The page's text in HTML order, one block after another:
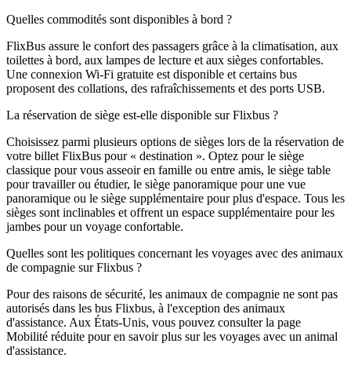
Quelles commodités sont disponibles à bord ?
FlixBus assure le confort des passagers grâce à la climatisation, aux
toilettes à bord, aux lampes de lecture et aux sièges confortables.
Une connexion Wi-Fi gratuite est disponible et certains bus
proposent des collations, des rafraîchissements et des ports USB.
La réservation de siège est-elle disponible sur Flixbus ?
Choisissez parmi plusieurs options de sièges lors de la réservation de
votre billet FlixBus pour « destination ». Optez pour le siège
classique pour vous asseoir en famille ou entre amis, le siège table
pour travailler ou étudier, le siège panoramique pour une vue
panoramique ou le siège supplémentaire pour plus d'espace. Tous les
sièges sont inclinables et offrent un espace supplémentaire pour les
jambes pour un voyage confortable.
Quelles sont les politiques concernant les voyages avec des animaux
de compagnie sur Flixbus ?
Pour des raisons de sécurité, les animaux de compagnie ne sont pas
autorisés dans les bus Flixbus, à l'exception des animaux
d'assistance. Aux États-Unis, vous pouvez consulter la page
Mobilité réduite pour en savoir plus sur les voyages avec un animal
d'assistance.